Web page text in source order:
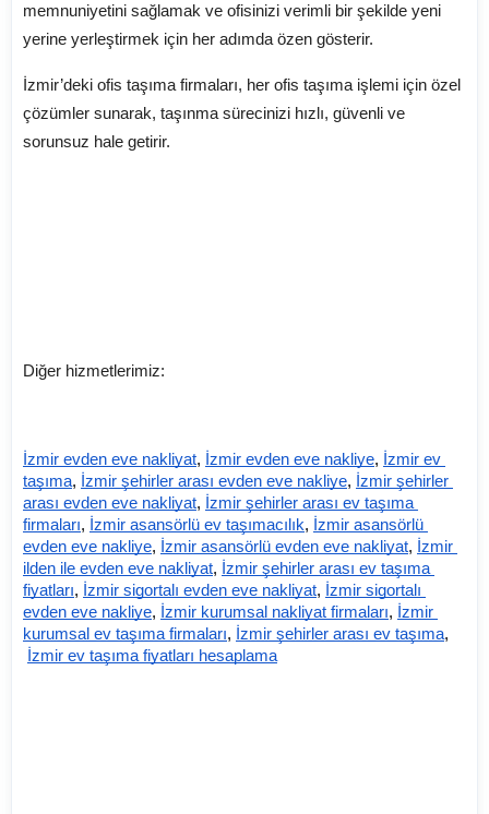
memnuniyetini sağlamak ve ofisinizi verimli bir şekilde yeni
yerine yerleştirmek için her adımda özen gösterir.
İzmir’deki ofis taşıma firmaları, her ofis taşıma işlemi için özel
çözümler sunarak, taşınma sürecinizi hızlı, güvenli ve
sorunsuz hale getirir.
Diğer hizmetlerimiz:
İzmir evden eve nakliyat, İzmir evden eve nakliye, İzmir ev
taşıma, İzmir şehirler arası evden eve nakliye, İzmir şehirler
arası evden eve nakliyat, İzmir şehirler arası ev taşıma
firmaları, İzmir asansörlü ev taşımacılık, İzmir asansörlü
evden eve nakliye, İzmir asansörlü evden eve nakliyat, İzmir
ilden ile evden eve nakliyat, İzmir şehirler arası ev taşıma
fiyatları, İzmir sigortalı evden eve nakliyat, İzmir sigortalı
evden eve nakliye, İzmir kurumsal nakliyat firmaları, İzmir
kurumsal ev taşıma firmaları, İzmir şehirler arası ev taşıma,
İzmir ev taşıma fiyatları hesaplama